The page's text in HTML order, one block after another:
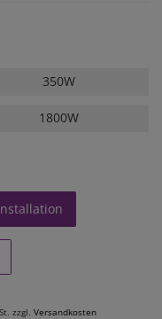
350W
1800W
zzgl. Versandkosten